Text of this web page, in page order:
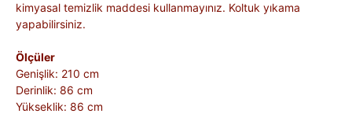
kimyasal temizlik maddesi kullanmayınız. Koltuk yıkama
yapabilirsiniz.
Ölçüler
Genişlik: 210 cm
Derinlik: 86 cm
Yükseklik: 86 cm